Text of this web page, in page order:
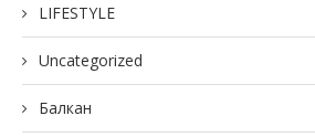
LIFESTYLE
Uncategorized
Балкан